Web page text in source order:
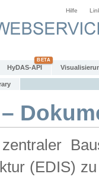
Hilfe
HyDAS-API
(EDIS)